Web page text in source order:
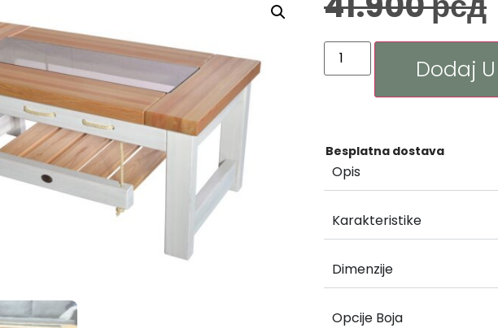
Dodaj
Besplatna dostava
Opis
Karakteristike
Dimenzije
Opcije Boja